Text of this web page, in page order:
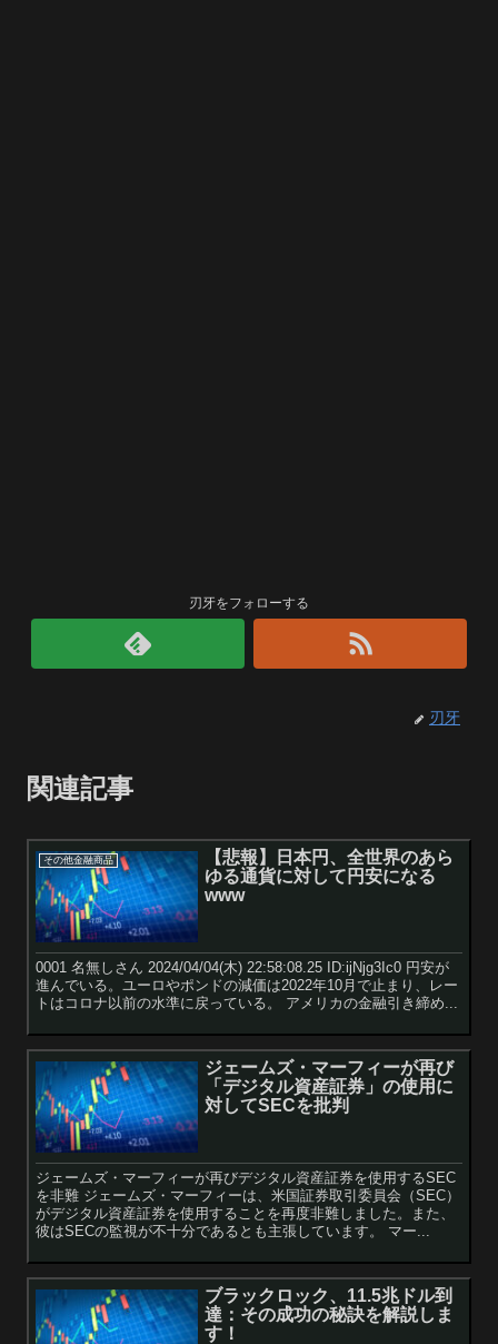
刃牙をフォローする
刃牙
関連記事
その他金融商品
【悲報】日本円、全世界のあら
ゆる通貨に対して円安になる
www
0001 名無しさん 2024/04/04(木) 22:58:08.25 ID:ijNjg3Ic0 円安が
進んでいる。ユーロやポンドの減価は2022年10月で止まり、レー
トはコロナ以前の水準に戻っている。 アメリカの金融引き締め...
ジェームズ・マーフィーが再び
「デジタル資産証券」の使用に
対してSECを批判
ジェームズ・マーフィーが再びデジタル資産証券を使用するSEC
を非難 ジェームズ・マーフィーは、米国証券取引委員会（SEC）
がデジタル資産証券を使用することを再度非難しました。また、
彼はSECの監視が不十分であるとも主張しています。 マー...
ブラックロック、11.5兆ドル到
達：その成功の秘訣を解説しま
す！